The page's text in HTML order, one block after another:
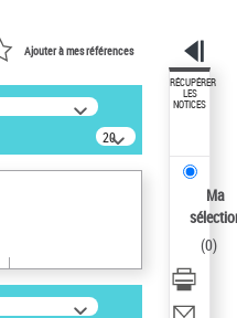
Ajouter à mes références
20
résultats/page
RÉCUPÉRER
LES
NOTICES
Ma
(0)